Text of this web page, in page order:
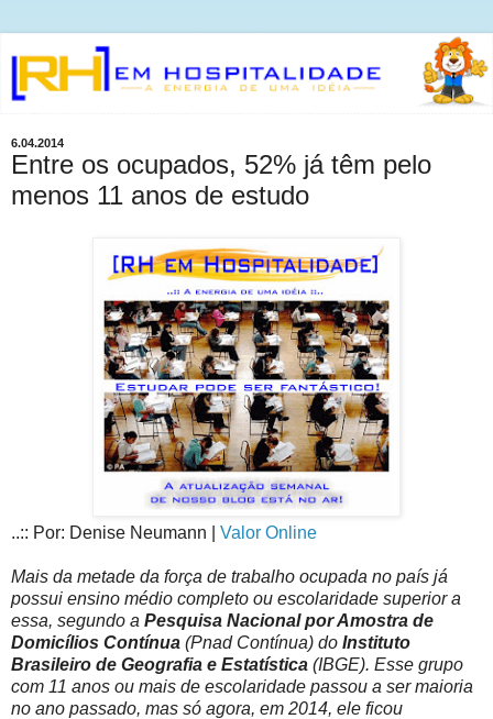
6.04.2014
Entre os ocupados, 52% já têm pelo
menos 11 anos de estudo
..:: Por: Denise Neumann | Valor Online
Mais da metade da força de trabalho ocupada no país já
possui ensino médio completo ou escolaridade superior a
essa, segundo a Pesquisa Nacional por Amostra de
Domicílios Contínua (Pnad Contínua) do Instituto
Brasileiro de Geografia e Estatística (IBGE). Esse grupo
com 11 anos ou mais de escolaridade passou a ser maioria
no ano passado, mas só agora, em 2014, ele ficou